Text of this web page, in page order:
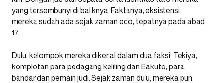
yang tersembunyi di baliknya. Faktanya, eksistensi
mereka sudah ada sejak zaman edo, tepatnya pada abad
17.
Dulu, kelompok mereka dikenal dalam dua faksi; Tekiya,
komplotan para pedagang keliling dan Bakuto, para
bandar dan pemain judi. Sejak zaman dulu, mereka pun